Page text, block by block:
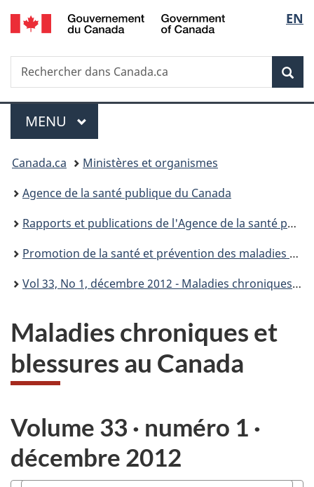
Passer
au
principal
Passer
à
Au
du
Passer
à
version
simplifiée
de
la
EN
Recherche
Rechercher
dans
Menu
MENU PRINCIPAL
Vous
êtes
ici :
Canada.ca
Ministères et organismes
Agence de la santé publique du Canada
Rapports et publications de l'Agence de la santé publique du Canada
Promotion de la santé et prévention des maladies chroniques au Canada : Recherche, politiques et pratiques
Vol 33, No 1, décembre 2012 - Maladies chroniques et blessures au Canada (MCBC)
Maladies chroniques et
blessures au Canada
Volume 33 · numéro 1 ·
décembre 2012